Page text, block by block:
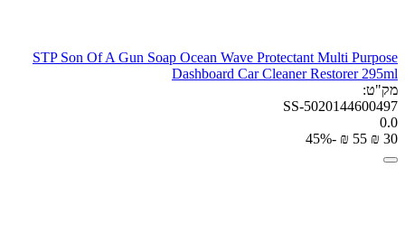
STP Son Of A Gun Soap Ocean Wave Protectant Multi Purpose
Dashboard Car Cleaner Restorer 295ml
מק"ט:
SS-5020144600497
0.0
₪ ‍30‍
₪ ‍55‍
-45%